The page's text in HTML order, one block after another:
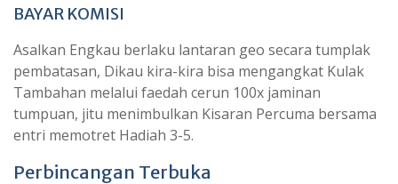
BAYAR KOMISI
Asalkan Engkau berlaku lantaran geo secara tumplak
pembatasan, Dikau kira-kira bisa mengangkat Kulak
Tambahan melalui faedah cerun 100x jaminan
tumpuan, jitu menimbulkan Kisaran Percuma bersama
entri memotret Hadiah 3-5.
Perbincangan Terbuka